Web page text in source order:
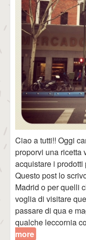
Ciao a tutti!! Oggi
proporvi una ricetta
acquistare i
Questo post lo
Madrid o per quelli
voglia di visitare
passare di qua e
qualche leccornia
more